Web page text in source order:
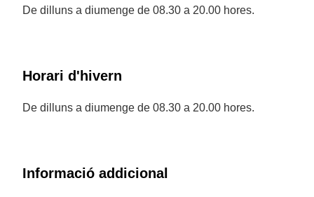
De dilluns a diumenge de 08.30 a 20.00 hores.
Horari d'hivern
De dilluns a diumenge de 08.30 a 20.00 hores.
Informació addicional